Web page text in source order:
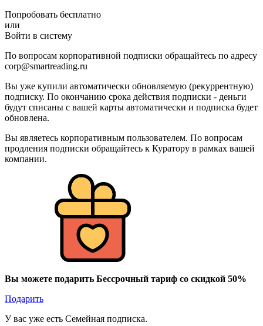
Попробовать бесплатно
или
Войти в систему
По вопросам корпоративной подписки обращайтесь по адресу
corp@smartreading.ru
Вы уже купили автоматически обновляемую (рекуррентную)
подписку. По окончанию срока действия подписки - деньги
будут списаны с вашей карты автоматически и подписка будет
обновлена.
Вы являетесь корпоративным пользователем. По вопросам
продления подписки обращайтесь к Куратору в рамках вашей
компании.
Вы можете подарить Бессрочный тариф со скидкой 50%
Подарить
У вас уже есть Семейная подписка.